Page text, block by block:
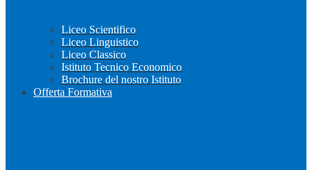
Liceo Scientifico
Liceo Linguistico
Liceo Classico
Istituto Tecnico Economico
Brochure del nostro Istituto
Offerta Formativa